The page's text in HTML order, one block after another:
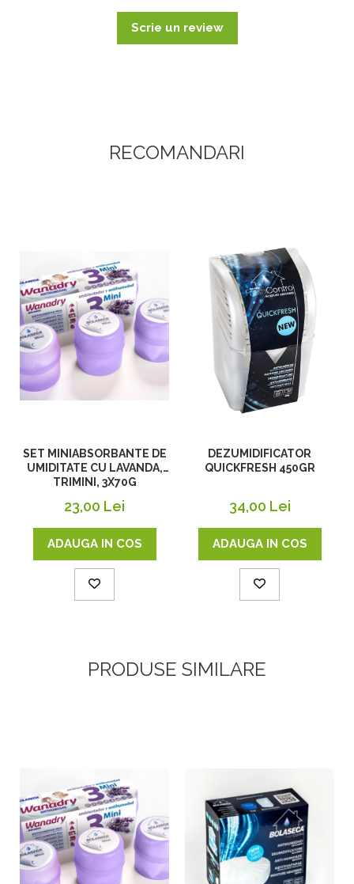
Scrie un review
RECOMANDARI
SET MINIABSORBANTE DE
UMIDITATE CU LAVANDA,
TRIMINI, 3X70G
23,00 Lei
ADAUGA IN COS
DEZUMIDIFICATOR
QUICKFRESH 450GR
34,00 Lei
ADAUGA IN COS
PRODUSE SIMILARE